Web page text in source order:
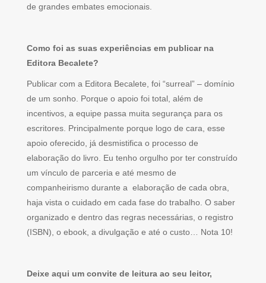
de grandes embates emocionais.
Como foi as suas experiências em publicar na
Editora Becalete?
Publicar com a Editora Becalete, foi “surreal” – domínio
de um sonho. Porque o apoio foi total, além de
incentivos, a equipe passa muita segurança para os
escritores. Principalmente porque logo de cara, esse
apoio oferecido, já desmistifica o processo de
elaboração do livro. Eu tenho orgulho por ter construído
um vínculo de parceria e até mesmo de
companheirismo durante a elaboração de cada obra,
haja vista o cuidado em cada fase do trabalho. O saber
organizado e dentro das regras necessárias, o registro
(ISBN), o ebook, a divulgação e até o custo… Nota 10!
Deixe aqui um convite de leitura ao seu leitor,